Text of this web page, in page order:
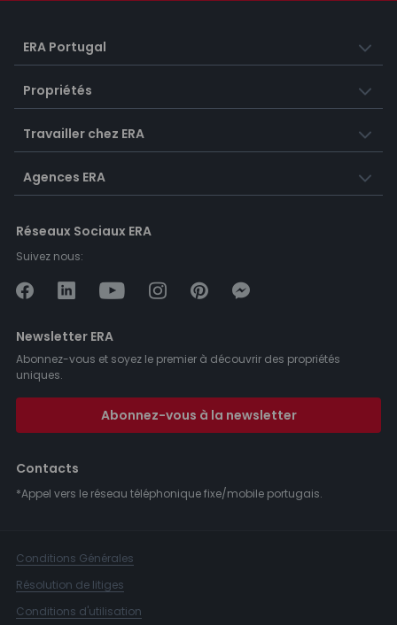
ERA Portugal
Propriétés
Travailler chez ERA
Agences ERA
Réseaux Sociaux ERA
Suivez nous:
Newsletter ERA
Abonnez-vous et soyez le premier à découvrir des propriétés
uniques.
Abonnez-vous à la newsletter
Contacts
*Appel vers le réseau téléphonique fixe/mobile portugais.
Conditions Générales
Résolution de litiges
Conditions d'utilisation